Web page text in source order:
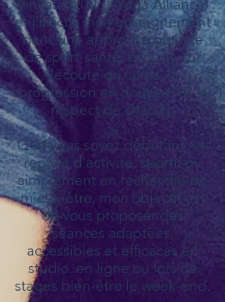
Vinyasa (200h - Yoga Alliance)
et j'inscris mon enseignement
dans une approche globale
de sport-santé, centrée sur
l'écoute du corps, la
progression en douceur et le
respect de chacun.
Que vous soyez débutant, en
reprise d'activité, sportif ou
simplement en recherche de
mieux-être, mon objectif est
de vous proposer des
séances adaptées,
accessibles et efficaces en
studio. en ligne ou lors de
stages bien-être le week-end.